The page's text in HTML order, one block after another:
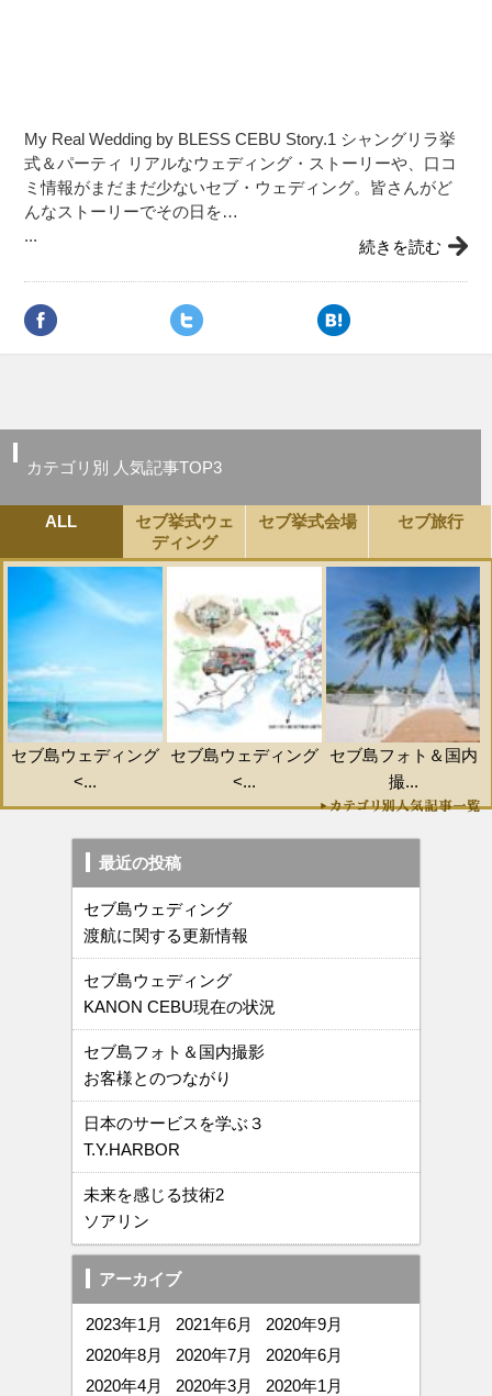
My Real Wedding by BLESS CEBU Story.1 シャングリラ挙
式＆パーティ リアルなウェディング・ストーリーや、口コ
ミ情報がまだまだ少ないセブ・ウェディング。皆さんがど
んなストーリーでその日を…
...
続きを読む
カテゴリ別 人気記事TOP3
ALL
セブ挙式ウェ
ディング
セブ挙式会場 セブ旅行
セブ島ウェディング
<...
セブ島ウェディング
<...
セブ島フォト＆国内
撮...
最近の投稿
セブ島ウェディング
渡航に関する更新情報
セブ島ウェディング
KANON CEBU現在の状況
セブ島フォト＆国内撮影
お客様とのつながり
日本のサービスを学ぶ３
T.Y.HARBOR
未来を感じる技術2
ソアリン
アーカイブ
2023年1月 2021年6月
2020年9月
2020年8月
2020年7月
2020年6月
2020年4月
2020年3月
2020年1月